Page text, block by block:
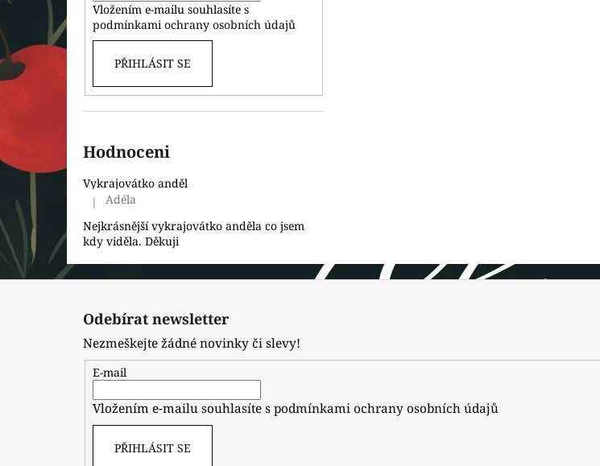
Vložením e-mailu souhlasíte s
podmínkami ochrany osobních údajů
PŘIHLÁSIT SE
Hodnoceni
Vykrajovátko anděl
Hodnocení produktu je 5 z 5 hvězdiček.
|
Adéla
Nejkrásnější vykrajovátko anděla co jsem
kdy viděla. Děkuji
Odebírat newsletter
Nezmeškejte žádné novinky či slevy!
E-mail
Vložením e-mailu souhlasíte spodmínkami ochrany osobních údajů
PŘIHLÁSIT SE